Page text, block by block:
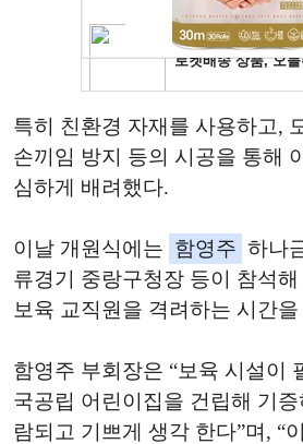
특히 친환경 자재를 사용하고,
손끼임 방지 등의 시공을 통해
심하게 배려했다.
이날 개원식에는 함영주 하나
류경기 중랑구청장 등이 참석
보육 교직원을 격려하는 시간
함영주 부회장은 “보육 시설이
국공립 어린이집을 건립해 기
람되고 기쁘게 생각 한다”며, “